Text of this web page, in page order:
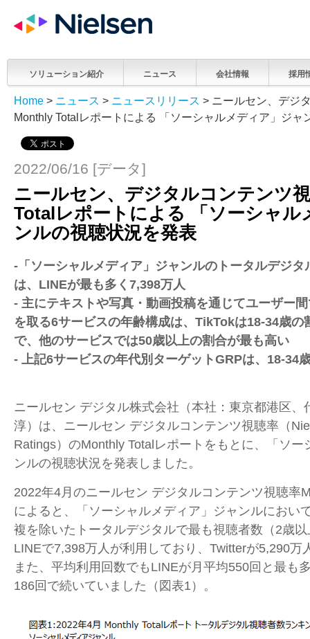
ソリューション紹介 ニュース 会社情報 採用
Home > ニュース > ニュースリリース > ニールセン、デジ
Monthly Totalレポートによる 「ソーシャルメディア」ジャ
2022/06/16 [データ]
ニールセン、デジタルコンテンツ
Totalレポートによる 「ソーシャル
ンルの視聴状況を発表
-「ソーシャルメディア」ジャンルのトータルデジタ
は、LINEが最も多く7,398万人
- 主にテキストや写真・動画投稿を通じてユーザー
を取る6サービスの年齢構成は、TikTokは18-34歳の
で、他のサービスでは50歳以上の割合が最も高い
- 上記6サービスの年代別ターゲットGRPは、18-34
ニールセン デジタル株式会社（本社：東京都港区
淳）は、ニールセン デジタルコンテンツ視聴率（
Ratings）のMonthly Totalレポートをもとに、「ソー
ンルの視聴状況を発表しました。
2022年4月のニールセン デジタルコンテンツ視聴率
によると、「ソーシャルメディア」ジャンルにおい
複を除いたトータルデジタルで最も視聴者数（2歳
LINEで7,398万人が利用しており、 Twitterが5,290万
また、平均利用回数でもLINEが月平均550回と最も
186回で続いていました（図表1）。